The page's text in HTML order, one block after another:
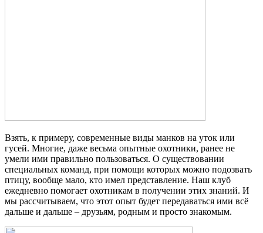
Взять, к примеру, современные виды манков на уток или
гусей. Многие, даже весьма опытные охотники, ранее не
умели ими правильно пользоваться. О существовании
специальных команд, при помощи которых можно подозвать
птицу, вообще мало, кто имел представление. Наш клуб
ежедневно помогает охотникам в получении этих знаний. И
мы рассчитываем, что этот опыт будет передаваться ими всё
дальше и дальше – друзьям, родным и просто знакомым.